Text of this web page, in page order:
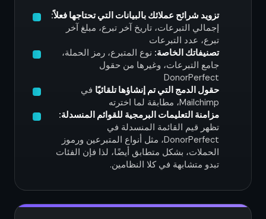
تزويد شرائح عملائك بالبيانات التي تحتاجها فعلاً:
إجمالي التبرعات، تاريخ آخر تبرع، مبلغ آخر
تبرع، عدد التبرعات
تصنيفاتك الخاصة: نوع المتبرع، رمز الحملة،
جامع التبرعات، وغيرها من حقول
DonorPerfect
حقول الدمج التي تم إنشاؤها تلقائيًا في
Mailchimp، مطابقة لما اخترته
مزامنة التعليمات البرمجية للقوائم المنسدلة:
تظهر قيم القائمة المنسدلة في
DonorPerfect، مثل أنواع المتبرعين ورموز
الحملات، بشكل متطابق أيضًا، لذا فإن الفئات
تبدو متشابهة في كلا النظامين.